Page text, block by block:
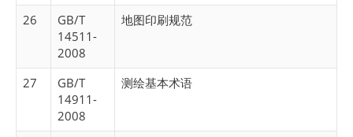
26
GB/T
14511-
2008
地图印刷规范
27
GB/T
14911-
2008
测绘基本术语